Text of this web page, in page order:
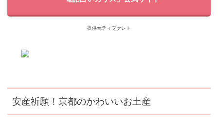
提供元ティファレト
安産祈願！京都のかわいいお土産